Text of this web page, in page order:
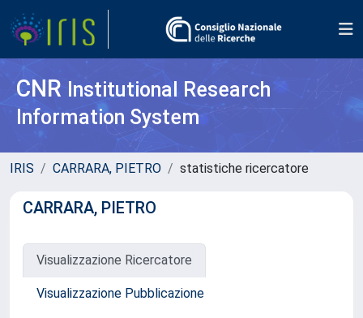
CNR Institutional Research
Information System
IRIS CARRARA, PIETRO statistiche ricercatore
CARRARA, PIETRO
Visualizzazione Ricercatore
Visualizzazione Pubblicazione